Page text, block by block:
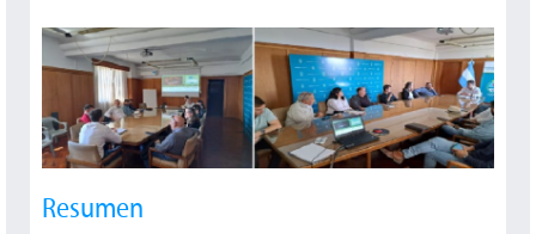
Resumen